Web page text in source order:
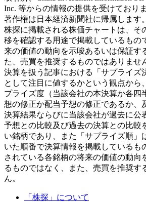
Inc. 等からの情報の提供を受けており
著作権は日本経済新聞社に帰属します。
株探に掲載される株価チャートは、そ
移を確認する用途で掲載しているもの
来の価値の動向を示唆あるいは保証す
た、売買を推奨するものではありませ
決算を扱う記事における「サプライズ
として注目に値するかという観点から
プライズ度（当該会社の本決算か各四
想の修正か配当予想の修正であるか、
決算結果ならびに当該会社が過去に公
予想との比較及び過去の決算との比較
い銘柄であり、また「サプライズ順」
いた順番で決算情報を掲載しているも
されている各銘柄の将来の価値の動向
るものではなく、また、売買を推奨す
ん。
「株探」について